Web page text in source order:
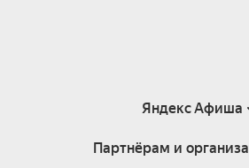
Яндекс Афиша
Справка
Партнёрам и